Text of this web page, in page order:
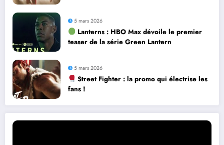
5 mars 2026
Lanterns : HBO Max dévoile le premier
teaser de la série Green Lantern
5 mars 2026
Street Fighter : la promo qui électrise les
fans !